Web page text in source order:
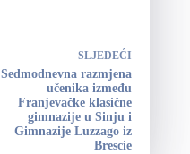
SLJEDEĆI
Sedmodnevna razmjena
učenika između
Franjevačke klasične
gimnazije u Sinju i
Gimnazije Luzzago iz
Brescie